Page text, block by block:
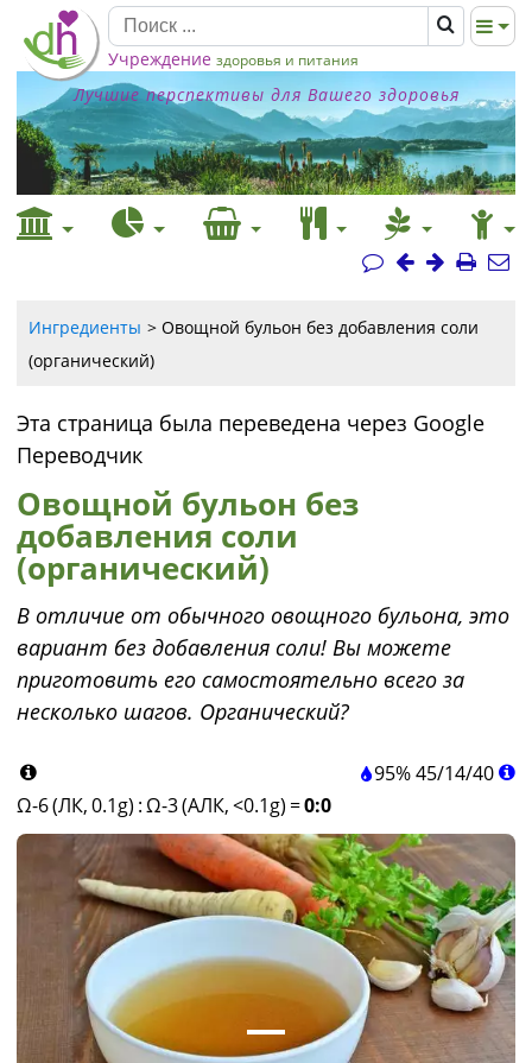
Учреждение здоровья и питания
Лучшие перспективы для Вашего здоровья
Ингредиенты
Овощной бульон без добавления соли
(органический)
Эта страница была переведена через Google
Переводчик
Овощной бульон без
добавления соли
(органический)
В отличие от обычного овощного бульона, это
вариант без добавления соли! Вы можете
приготовить его самостоятельно всего за
несколько шагов. Органический?
95%45/14/40
Ω-6 (ЛК, 0.1g) :Ω-3 (АЛК, <0.1g) =0:0